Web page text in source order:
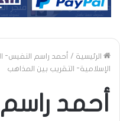
الرئيسية / أحمد راسم النفيس-
الإسلامية- التقريب بين المذاهب
أحمد